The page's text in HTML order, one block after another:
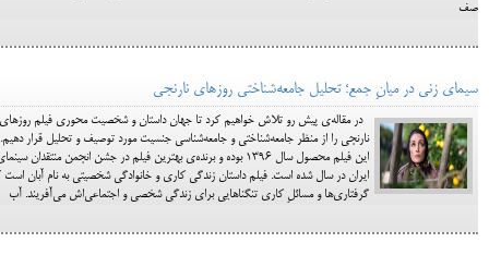
صف
سیمای زنی در میانِ جمع؛ تحلیل جامعه‌شناختی روزهای نارنجی
در مقاله‌ی پیش رو تلاش خواهیم کرد تا جهان داستان و شخصیت محوری فیلم روزهای
نارنجی را از منظر جامعه‌شناختی و جامعه‌شناسی جنسیت مورد توصیف و تحلیل قرار دهیم.
این فیلم محصول سال 1396 بوده و برنده‌ی بهترین فیلم در جشن انجمن منتقدان
ایران در سال شده است. فیلم داستان زندگی کاری و خانوادگی شخصیتی به نام آبان است
گرفتاری‌ها و مسائلِ کاری تنگناهایی برای زندگی شخصی و اجتماعی‌اش می‌آفریند. آب